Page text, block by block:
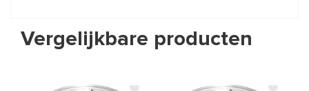
Vergelijkbare producten